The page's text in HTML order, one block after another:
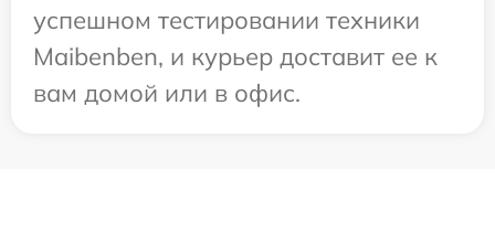
успешном тестировании техники
Maibenben, и курьер доставит ее к
вам домой или в офис.